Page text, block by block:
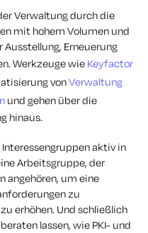
Verwaltung durch die
mit hohem Volumen und
Erneuerung
Werkzeuge wie Keyfactor
vonVerwaltung
und gehen über die
hinaus.
aktiv in
Arbeitsgruppe, der
angehören, um eine
zu
erhöhen. Und schließlich
lassen, wie PKI- und